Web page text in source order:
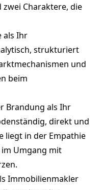
Charaktere, die
als Ihr
strukturiert
und
beim
Brandung als Ihr
direkt und
liegt in der Empathie
Umgang mit
Immobilienmakler